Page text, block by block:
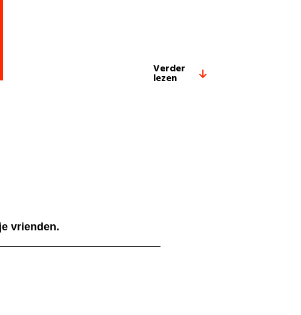
Verder
lezen
vrienden.